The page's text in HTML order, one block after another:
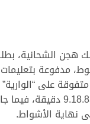
هجن الشحانية،
مدفوعة
دقيقة، متفوقة
نهاية الأشواط.